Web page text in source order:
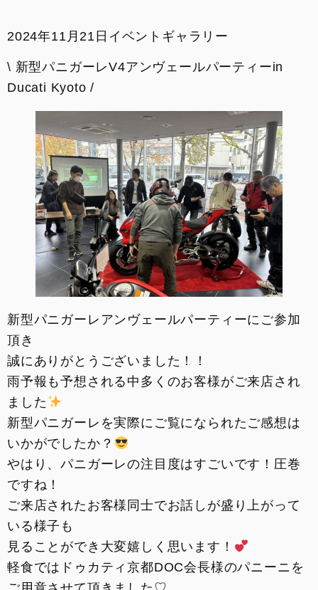
サービス
DOC京都
お支払いシミュレーション
コンフィギュレーター
お問い合わせ
2024年11月21日 イベントギャラリー
\ 新型パニガーレV4アンヴェールパーティーin
Ducati Kyoto /
新型パニガーレアンヴェールパーティーにご参加
頂き
誠にありがとうございました！！
雨予報も予想される中多くのお客様がご来店され
ました
新型パニガーレを実際にご覧になられたご感想は
いかがでしたか？
やはり、パニガーレの注目度はすごいです！圧巻
ですね！
ご来店されたお客様同士でお話しが盛り上がって
いる様子も
見ることができ大変嬉しく思います！
軽食ではドゥカティ京都DOC会長様のパニーニを